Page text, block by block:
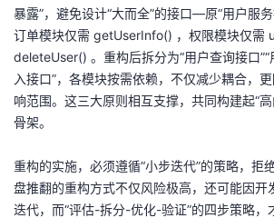
暴露”，避免设计“大而全”的接口—原“用户服务
订单模块仅需 getUserInfo() ，权限模块仅需
deleteUser() 。重构后拆分为“用户查询接口”“
入接口”，各模块按需依赖，不仅减少耦合，
响范围。这三大原则相互支撑，共同构建起“
骨架。
重构的实施，必须遵循“小步迭代”的策略，拒
盘推翻的重构方式不仅风险极高，还可能因开
迭代，而“评估-拆分-优化-验证”的四步策略，